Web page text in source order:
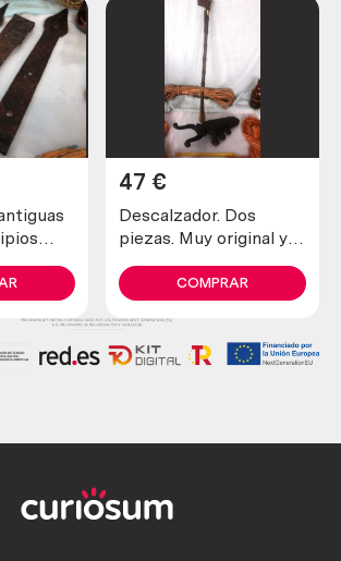
Descalzador. Dos
piezas. Muy original y
47 €
COMPRAR